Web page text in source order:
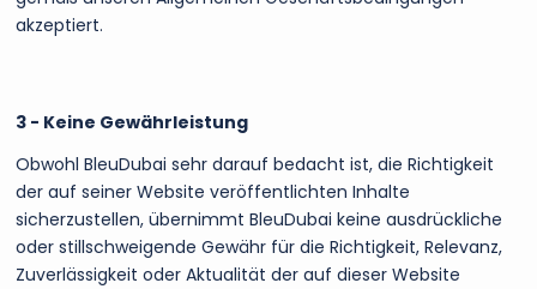
akzeptiert.
3 - Keine Gewährleistung
Obwohl BleuDubai sehr darauf bedacht ist, die Richtigkeit
der auf seiner Website veröffentlichten Inhalte
sicherzustellen, übernimmt BleuDubai keine ausdrückliche
oder stillschweigende Gewähr für die Richtigkeit, Relevanz,
Zuverlässigkeit oder Aktualität der auf dieser Website